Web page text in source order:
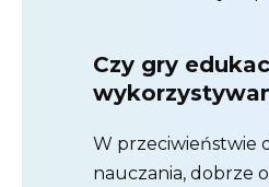
Czy gry
W przeciwieństwie
nauczania, dobrze